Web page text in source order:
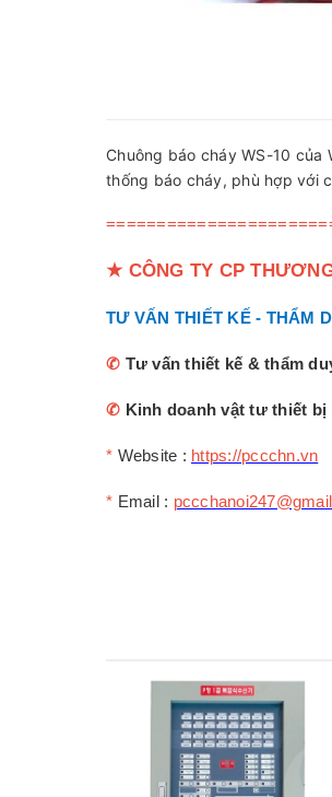
Chuông báo cháy WS-10
thống báo cháy, phù hợp với
★ CÔNG TY CP
TƯ VẤN THIẾT KẾ - THẨM
✆ Tư vấn thiết kế & thẩm
✆ Kinh doanh vật tư thiết bị
* Website : https://pccchn.vn
* Email :